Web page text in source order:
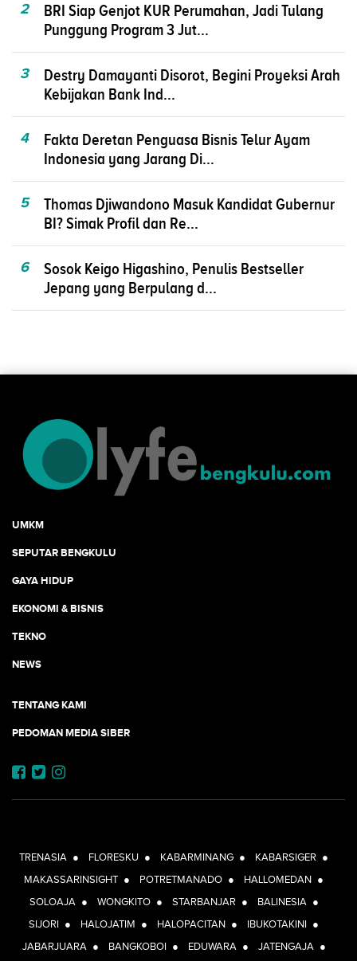
2
BRI Siap Genjot KUR Perumahan, Jadi Tulang
Punggung Program 3 Jut...
3
Destry Damayanti Disorot, Begini Proyeksi Arah
Kebijakan Bank Ind...
4
Fakta Deretan Penguasa Bisnis Telur Ayam
Indonesia yang Jarang Di...
5
Thomas Djiwandono Masuk Kandidat Gubernur
BI? Simak Profil dan Re...
6
Sosok Keigo Higashino, Penulis Bestseller
Jepang yang Berpulang d...
UMKM
SEPUTAR BENGKULU
GAYA HIDUP
EKONOMI & BISNIS
TEKNO
NEWS
TENTANG KAMI
PEDOMAN MEDIA SIBER
TRENASIA ● FLORESKU ● KABARMINANG ● KABARSIGER ●
MAKASSARINSIGHT ● POTRETMANADO ● HALLOMEDAN ●
SOLOAJA ● WONGKITO ● STARBANJAR ● BALINESIA ●
SIJORI ● HALOJATIM ● HALOPACITAN ● IBUKOTAKINI ●
JABARJUARA ● BANGKOBOI ● EDUWARA ● JATENGAJA ●